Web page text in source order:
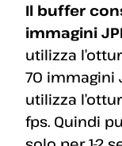
Il buffer
immagini
utilizza
70 immagini
utilizza
fps. Quindi